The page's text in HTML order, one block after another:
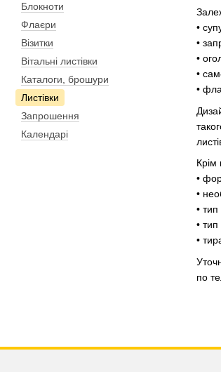
•
•
•
•
•
Крім
•
•
•
•
•
по
Блокноти
Флаєри
Візитки
Вітальні листівки
Каталоги, брошури
Листівки
Запрошення
Календарі